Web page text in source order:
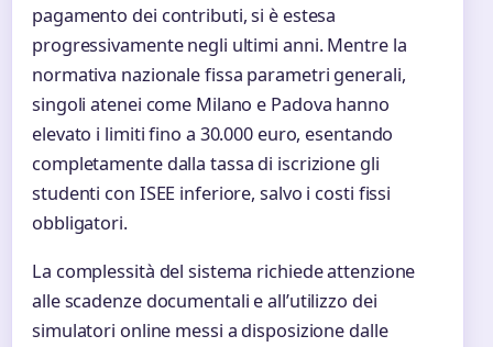
pagamento dei contributi, si è estesa
progressivamente negli ultimi anni. Mentre la
normativa nazionale fissa parametri generali,
singoli atenei come Milano e Padova hanno
elevato i limiti fino a 30.000 euro, esentando
completamente dalla tassa di iscrizione gli
studenti con ISEE inferiore, salvo i costi fissi
obbligatori.
La complessità del sistema richiede attenzione
alle scadenze documentali e all’utilizzo dei
simulatori online messi a disposizione dalle